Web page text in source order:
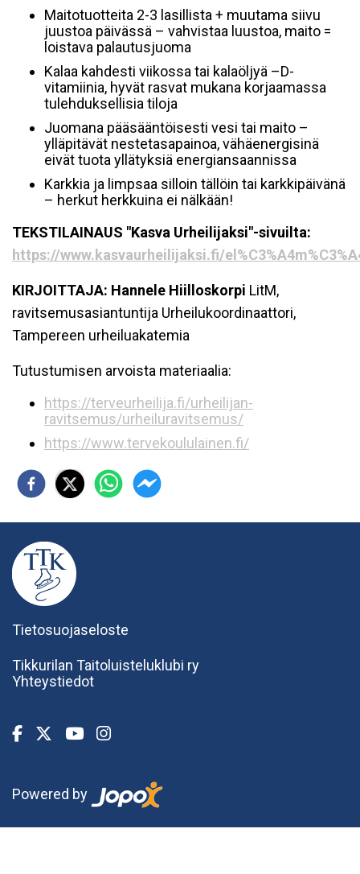
Maitotuotteita 2-3 lasillista + muutama siivu
juustoa päivässä – vahvistaa luustoa, maito =
loistava palautusjuoma
Kalaa kahdesti viikossa tai kalaöljyä –D-
vitamiinia, hyvät rasvat mukana korjaamassa
tulehduksellisia tiloja
Juomana pääsääntöisesti vesi tai maito –
ylläpitävät nestetasapainoa, vähäenergisinä
eivät tuota yllätyksiä energiansaannissa
Karkkia ja limpsaa silloin tällöin tai karkkipäivänä
– herkut herkkuina ei nälkään!
TEKSTILAINAUS "Kasva Urheilijaksi"-sivuilta:
https://www.kasvaurheilijaksi.fi/
KIRJOITTAJA: Hannele Hiilloskorpi LitM,
ravitsemusasiantuntija Urheilukoordinaattori,
Tampereen urheiluakatemia
Tutustumisen arvoista materiaalia:
https://terveurheilija.fi/urheilijan-
ravitsemus/urheiluravitsemus/
https://www.tervekoululainen.fi/
Tietosuojaseloste
Tikkurilan Taitoluisteluklubi ry
Yhteystiedot
Powered by